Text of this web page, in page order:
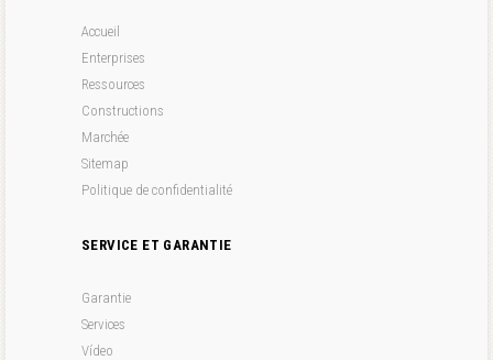
Accueil
Enterprises
Ressources
Constructions
Marchée
Sitemap
Politique de confidentialité
SERVICE ET GARANTIE
Garantie
Services
Vídeo